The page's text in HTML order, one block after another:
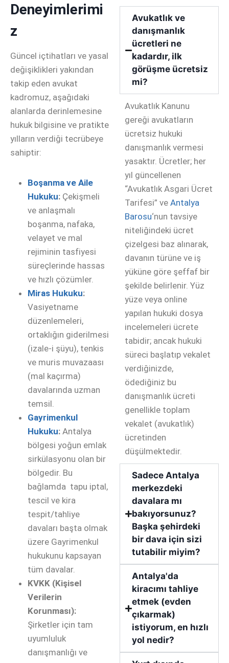
Deneyimlerimi
z
Güncel içtihatları ve yasal
değişiklikleri yakından
takip eden avukat
kadromuz, aşağıdaki
alanlarda derinlemesine
hukuk bilgisine ve pratikte
yılların verdiği tecrübeye
sahiptir:
Boşanma ve Aile
Hukuku: Çekişmeli
ve anlaşmalı
boşanma, nafaka,
velayet ve mal
rejiminin tasfiyesi
süreçlerinde hassas
ve hızlı çözümler.
Miras Hukuku:
Vasiyetname
düzenlemeleri,
ortaklığın giderilmesi
(izale-i şüyu), tenkis
ve muris muvazaası
(mal kaçırma)
davalarında uzman
temsil.
Gayrimenkul
Hukuku: Antalya
bölgesi yoğun emlak
sirkülasyonu olan bir
bölgedir. Bu
bağlamda tapu iptal,
tescil ve kira
tespit/tahliye
davaları başta olmak
üzere Gayrimenkul
hukukunu kapsayan
tüm davalar.
KVKK (Kişisel
Verilerin
Korunması):
Şirketler için tam
uyumluluk
danışmanlığı ve
Avukatlık ve
danışmanlık
ücretleri ne
kadardır, ilk
görüşme ücretsiz
mi?
Avukatlık Kanunu
gereği avukatların
ücretsiz hukuki
danışmanlık vermesi
yasaktır. Ücretler; her
yıl güncellenen
“Avukatlık Asgari Ücret
Tarifesi” ve Antalya
Barosu‘nun tavsiye
niteliğindeki ücret
çizelgesi baz alınarak,
davanın türüne ve iş
yüküne göre şeffaf bir
şekilde belirlenir. Yüz
yüze veya online
yapılan hukuki dosya
incelemeleri ücrete
tabidir; ancak hukuki
süreci başlatıp vekalet
verdiğinizde,
ödediğiniz bu
danışmanlık ücreti
genellikle toplam
vekalet (avukatlık)
ücretinden
düşülmektedir.
Sadece Antalya
merkezdeki
davalara mı
bakıyorsunuz?
Başka şehirdeki
bir dava için sizi
tutabilir miyim?
Antalya'da
kiracımı tahliye
etmek (evden
çıkarmak)
istiyorum, en hızlı
yol nedir?